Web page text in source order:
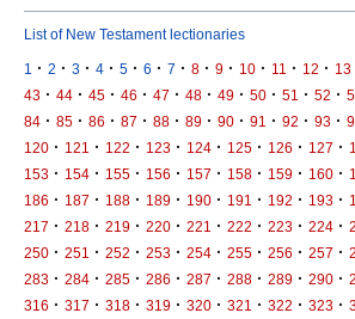
List of New Testament lectionaries
1 · 2 · 3 · 4 · 5 · 6 · 7 · 8 · 9 · 10 · 11 · 12 · 13
43 · 44 · 45 · 46 · 47 · 48 · 49 · 50 · 51 · 52 ·
84 · 85 · 86 · 87 · 88 · 89 · 90 · 91 · 92 · 93 ·
120 · 121 · 122 · 123 · 124 · 125 · 126 · 127 ·
153 · 154 · 155 · 156 · 157 · 158 · 159 · 160 ·
186 · 187 · 188 · 189 · 190 · 191 · 192 · 193 ·
217 · 218 · 219 · 220 · 221 · 222 · 223 · 224 ·
250 · 251 · 252 · 253 · 254 · 255 · 256 · 257 ·
283 · 284 · 285 · 286 · 287 · 288 · 289 · 290 ·
316 · 317 · 318 · 319 · 320 · 321 · 322 · 323 ·